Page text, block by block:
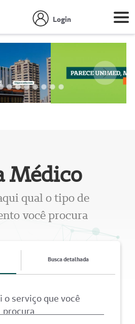
Login
Médico
qual o tipo de
você procura
Busca detalhada
o serviço que você
procura